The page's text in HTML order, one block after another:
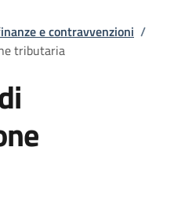
e contravvenzioni /
tributaria